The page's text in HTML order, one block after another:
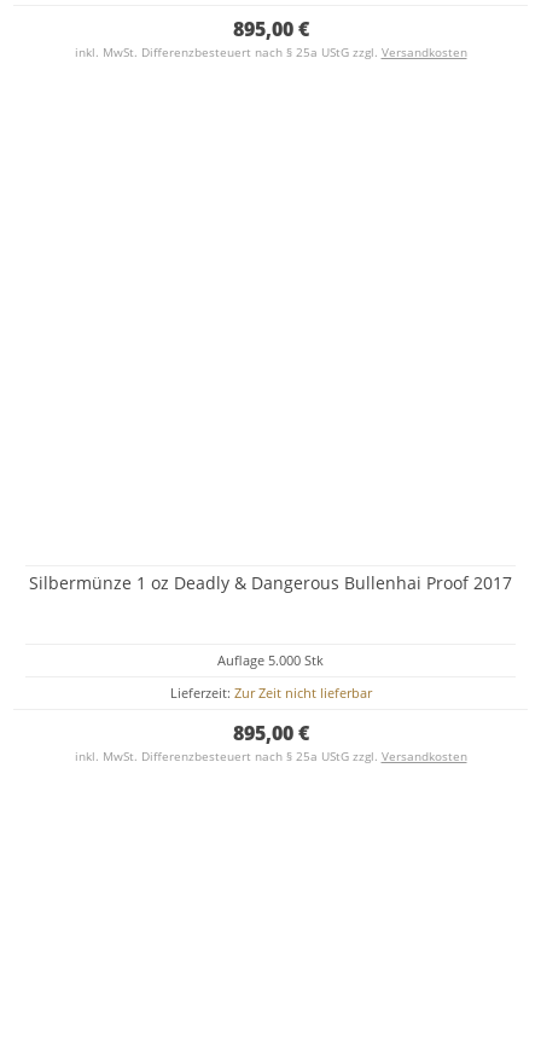
895,00 €
inkl. MwSt. Differenzbesteuert nach § 25a UStG zzgl. Versandkosten
Silbermünze 1 oz Deadly & Dangerous Bullenhai Proof 2017
Auflage 5.000 Stk
Lieferzeit: Zur Zeit nicht lieferbar
895,00 €
inkl. MwSt. Differenzbesteuert nach § 25a UStG zzgl. Versandkosten